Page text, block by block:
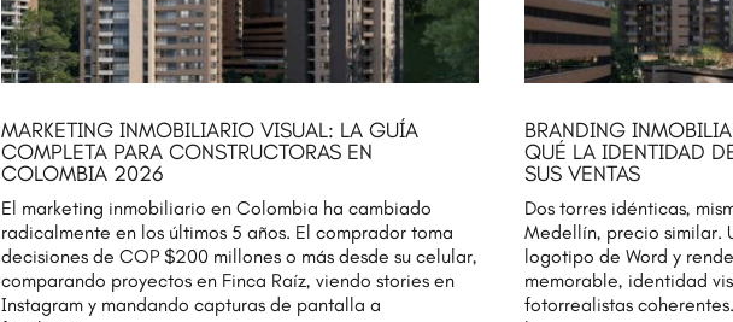
MARKETING INMOBILIARIO VISUAL: LA GUÍA
COMPLETA PARA CONSTRUCTORAS EN
COLOMBIA 2026
El marketing inmobiliario en Colombia ha cambiado
radicalmente en los últimos 5 años. El comprador toma
decisiones de COP $200 millones o más desde su celular,
comparando proyectos en Finca Raíz, viendo stories en
Instagram y mandando capturas de pantalla a
BRANDING
QUÉ LA IDENTIDAD
SUS VENTAS
Dos torres idénticas,
Medellín, precio similar.
logotipo de Word y
memorable, identidad
fotorrealistas